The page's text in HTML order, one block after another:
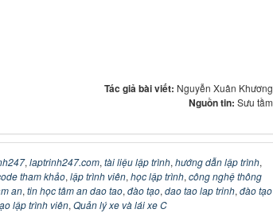
Tác giả bài viết: Nguyễn Xuân Khương
Nguồn tin:Sưu tầm
, laptrinh247.com, tài liệu lập trình, hướng dẫn lập trình,
tham khảo, lập trình viên, học lập trình, công nghệ thông
an, tin học tâm an dao tao, đào tạo, dao tao lap trinh, đào tạo
lập trình viên, Quản lý xe và lái xe C